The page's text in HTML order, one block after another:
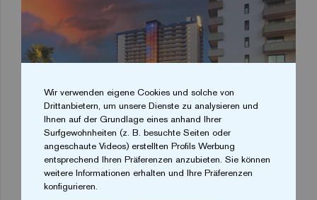
Wir verwenden eigene Cookies und solche von
Drittanbietern, um unsere Dienste zu analysieren und
Ihnen auf der Grundlage eines anhand Ihrer
Surfgewohnheiten (z. B. besuchte Seiten oder
angeschaute Videos) erstellten Profils Werbung
entsprechend Ihren Präferenzen anzubieten. Sie können
weitere Informationen erhalten und Ihre Präferenzen
konfigurieren.